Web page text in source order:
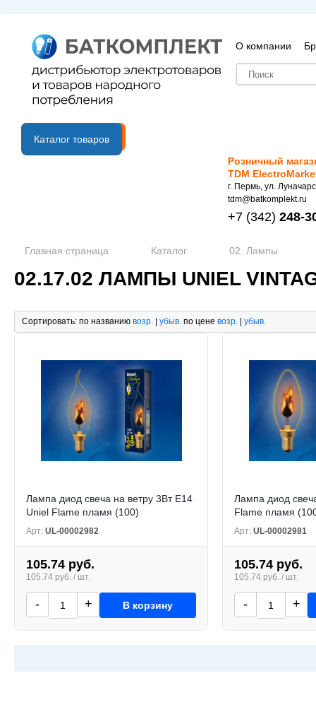
О компании
B2B портал
Каталог товаров
Розничный
TDM
г. Пермь, ул.
tdm@batkomplekt.ru
+7 (342) 248-
Главная страница Каталог 02. Лампы
02.17.02 ЛАМПЫ UNIEL
Сортировать: по названию возр. | убыв. по цене возр. | убыв.
Лампа диод свеча на ветру 3Вт Е14
Uniel Flame пламя (100)
Арт: UL-00002982
105.74 руб.
105.74 руб. / шт.
- + В корзину
Лампа диод
Flame пламя
Арт: UL-00002981
105.74 руб.
105.74 руб. / шт.
- +